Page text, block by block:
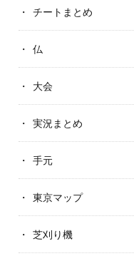
チートまとめ
仏
大会
実況まとめ
手元
東京マップ
芝刈り機